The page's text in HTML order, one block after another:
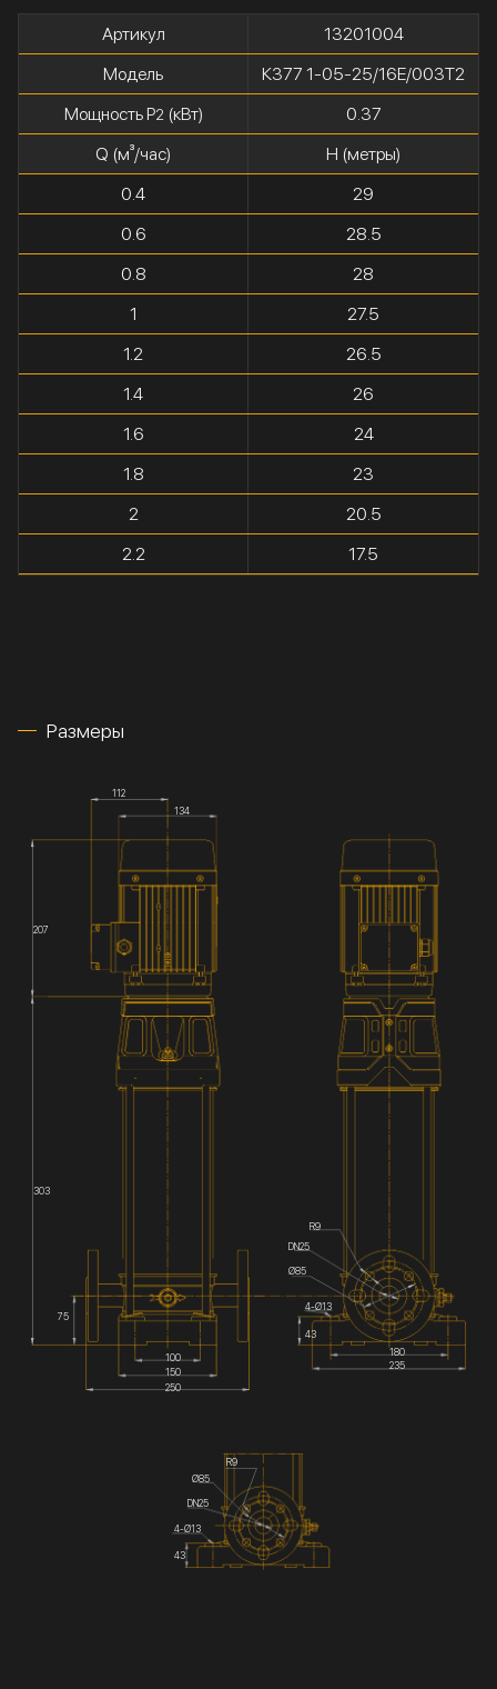
Артикул
13201004
Модель
К377 1-05-25/16Е/003Т2
Мощность P2(кВт)
0.37
Q (м³/час)
H (метры)
0.4
29
0.6
28.5
0.8
28
1
27.5
1.2
26.5
1.4
26
1.6
24
1.8
23
2
20.5
2.2
17.5
Размеры
DN25
112
134
207
303
75
100
150
250
180
235
43
4-Ø13
Ø85
R9
DN25
R9
Ø85
4-Ø13
43